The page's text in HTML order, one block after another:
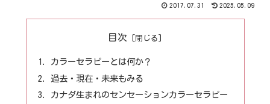
2017.07.31 2025.05.09
目次
カラーセラピーとは何か？
過去・現在・未来もみる
カナダ生まれのセンセーションカラーセラピー